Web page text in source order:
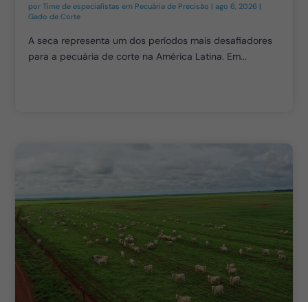
porTime de especialistas em Pecuária de Precisão |ago 6, 2026 |
Gado de Corte
A seca representa um dos períodos mais desafiadores
para a pecuária de corte na América Latina. Em...